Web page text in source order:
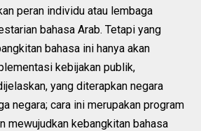
peran individu atau lembaga
bahasa Arab. Tetapi yang
bahasa ini hanya akan
kebijakan publik,
yang diterapkan negara
negara; cara ini merupakan program
mewujudkan kebangkitan bahasa